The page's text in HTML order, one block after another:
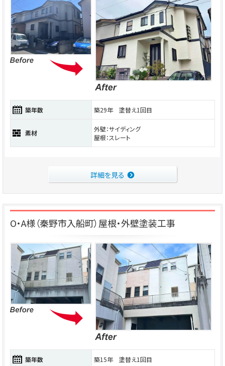
築年数 築29年 塗替え1回目
素材
外壁：サイディング
屋根：スレート
詳細を見る
O・A様（秦野市入船町）屋根・外壁塗装工事
築年数 築15年 塗替え1回目